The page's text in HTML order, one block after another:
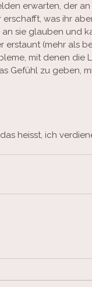
erwarten, der an
was ihr
sie glauben und
(mehr als
mit denen die
Gefühl zu geben,
heisst, ich